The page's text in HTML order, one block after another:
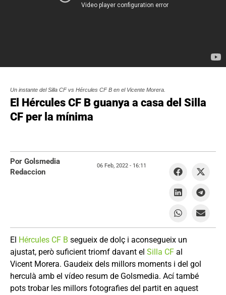
Un instante del Silla CF vs Hércules CF B en el Vicente Morera.
El Hércules CF B guanya a casa del Silla
CF per la mínima
El Hércules CF B segueix de dolç i aconsegueix un
ajustat, però suficient triomf davant el Silla CF al
Vicent Morera. Gaudeix dels millors moments i del gol
herculà amb el vídeo resum de Golsmedia. Ací també
pots trobar les millors fotografies del partit en aquest
Por Golsmedia
Redaccion
06 Feb, 2022 - 16:11